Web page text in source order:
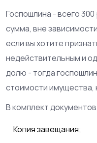
Госпошлина - всего
сумма, вне
если вы хотите
недействительным и
долю - тогда
стоимости имущества,
В комплект
Копия завещания;